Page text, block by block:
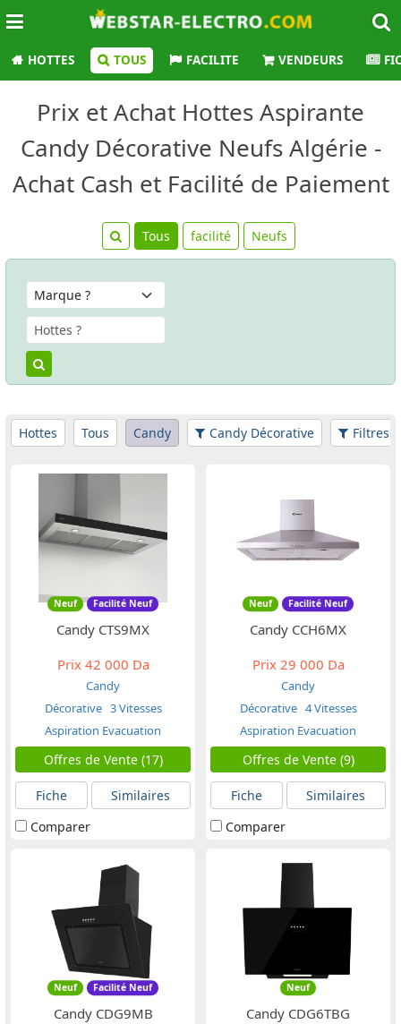
HOTTES TOUS FACILITE VENDEURS
Prix et Achat Hottes Aspirante
Candy Décorative Neufs Algérie -
Achat Cash et Facilité de Paiement
Tous facilité Neufs
Hottes Tous Candy Candy Décorative Filtres
Neuf Facilité Neuf
Candy CTS9MX
Prix42 000 Da
Candy
Décorative 3 Vitesses
Aspiration Evacuation
Offres de Vente (17)
Fiche
Similaires
Comparer
Neuf Facilité Neuf
Candy CCH6MX
Prix29 000 Da
Candy
Décorative 4 Vitesses
Aspiration Evacuation
Offres de Vente (9)
Fiche
Similaires
Comparer
Neuf Facilité Neuf
Candy CDG9MB
Neuf
Candy CDG6TBG